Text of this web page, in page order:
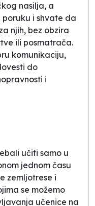
nasilja, a
i shvate da
njih, bez obzira
ili posmatrača.
komunikaciju,
do
i
učiti samo u
jednom času
zemljotrese i
se možemo
učenice na